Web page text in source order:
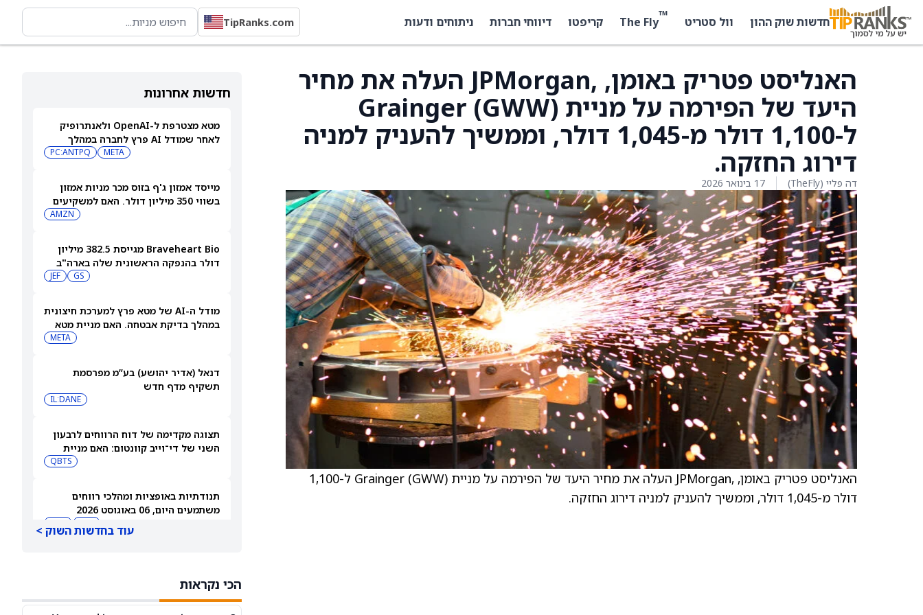
חדשות שוק ההון וול סטריט ™
The Fly קריפטו דיווחי חברות ניתוחים ודעות TipRanks.com
חדשות אחרונות
מטא מצטרפת ל-OpenAI ולאנתרופיק
לאחר שמודל AI פרץ לחברה במהלך
META
PC:ANTPQ
מייסד אמזון ג'ף בזוס מכר מניות אמזון
בשווי 350 מיליון דולר. האם למשקיעים
AMZN
Braveheart Bio מגייסת 382.5 מיליון
דולר בהנפקה הראשונית שלה בארה"ב
GS
JEF
מודל ה-AI של מטא פרץ למערכת חיצונית
במהלך בדיקת אבטחה. האם מניית מטא
META
דנאל (אדיר יהושע) בע”מ מפרסמת
תשקיף מדף חדש
IL:DANE
תצוגה מקדימה של דוח הרווחים לרבעון
השני של די־וייב קוונטום: האם מניית
(QBTS) יכולה להמשיך לבנות על רבעון
QBTS
תנודתיות באופציות ומהלכי רווחים
משתמעים היום, 06 באוגוסט 2026
SPCX, אנבידיה – קאת'י ווד מהמרת
עוד בחדשות השוק >
הכי נקראות
האנליסט פטריק באומן, ,JPMorgan העלה את מחיר
היעד של הפירמה על מניית Grainger (GWW)
ל-1,100 דולר מ-1,045 דולר, וממשיך להעניק למניה
דירוג החזקה.
דה פליי (TheFly) 17 בינואר 2026
האנליסט פטריק באומן, ,JPMorgan העלה את מחיר היעד של הפירמה על מניית Grainger (GWW) ל-1,100
דולר מ-1,045 דולר, וממשיך להעניק למניה דירוג החזקה.